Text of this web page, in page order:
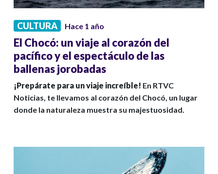
CULTURA Hace 1 año
El Chocó: un viaje al corazón del
pacífico y el espectáculo de las
ballenas jorobadas
¡Prepárate para un viaje increíble! En RTVC
Noticias, te llevamos al corazón del Chocó, un lugar
donde la naturaleza muestra su majestuosidad.